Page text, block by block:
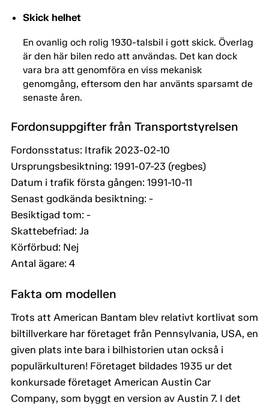
Skick helhet
En ovanlig och rolig 1930-talsbil i gott skick. Överlag
är den här bilen redo att användas. Det kan dock
vara bra att genomföra en viss mekanisk
genomgång, eftersom den har använts sparsamt de
senaste åren.
Fordonsuppgifter från Transportstyrelsen
Fordonsstatus: Itrafik 2023-02-10
Ursprungsbesiktning: 1991-07-23 (regbes)
Datum i trafik första gången: 1991-10-11
Senast godkända besiktning: -
Besiktigad tom: -
Skattebefriad: Ja
Körförbud: Nej
Antal ägare: 4
Fakta om modellen
Trots att American Bantam blev relativt kortlivat som
biltillverkare har företaget från Pennsylvania, USA, en
given plats inte bara i bilhistorien utan också i
populärkulturen! Företaget bildades 1935 ur det
konkursade företaget American Austin Car
Company, som byggt en version av Austin 7. I det